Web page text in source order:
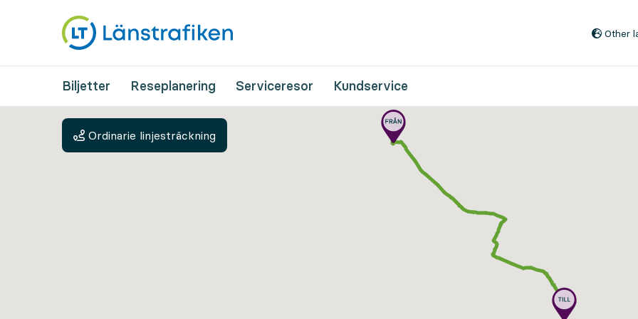
Other
Biljetter Reseplanering Serviceresor Kundservice
Ordinarie linjesträckning